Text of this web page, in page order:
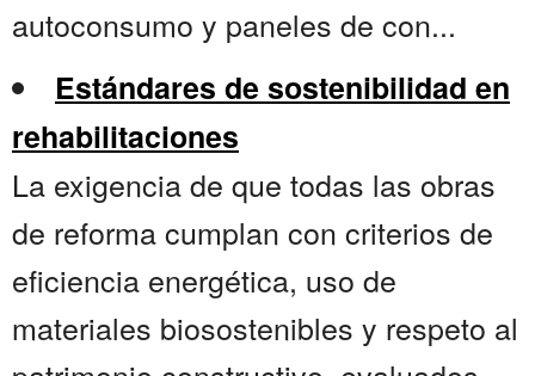
autoconsumo y paneles de con...
Estándares de sostenibilidad en
rehabilitaciones
La exigencia de que todas las obras
de reforma cumplan con criterios de
eficiencia energética, uso de
materiales biosostenibles y respeto al